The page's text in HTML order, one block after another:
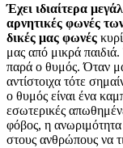
Έχει ιδιαίτερα
αρνητικές φωνές
δικές μας φωνές
μας από μικρά
παρά ο θυμός. Όταν
αντίστοιχα τότε
ο θυμός είναι ένα
εσωτερικές
φόβος, η
στους ανθρώπους να